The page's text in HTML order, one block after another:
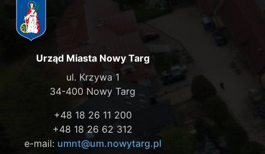
Urząd Miasta Nowy Targ
ul. Krzywa 1
34-400 Nowy Targ
+48 18 26 11 200
+48 18 26 62 312
e-mail: umnt@um.nowytarg.pl